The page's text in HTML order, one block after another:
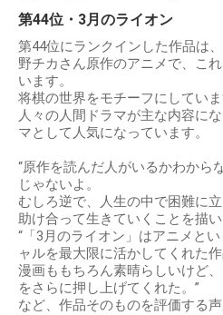
第44位・3月のライオン
第44位にランクインした作品は
野チカさん原作のアニメで、こ
います。
将棋の世界をモチーフにしてい
人々の人間ドラマが主な内容に
マとして人気になっています。
“原作を読んだ人がいるかわから
じゃないよ。
むしろ逆で、人生の中で困難に
助け合って生きていくことを描
“「3月のライオン」はアニメと
ャルを最大限に活かしてくれた作
漫画ももちろん素晴らしいけど
をさらに押し上げてくれた。”
など、作品そのものを評価する声